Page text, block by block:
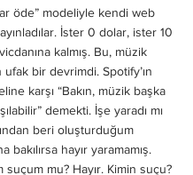
öde” modeliyle kendi web
İster 0 dolar, ister 10
kalmış. Bu, müzik
bir devrimdi. Spotify’ın
karşı “Bakın, müzik başka
demekti. İşe yaradı mı
beri oluşturduğum
bakılırsa hayır yaramamış.
suçum mu? Hayır. Kimin suçu?